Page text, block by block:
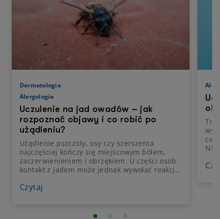
Dermatologia
Alergologia
Uczulenie na jad owadów – jak
rozpoznać objawy i co robić po
użądleniu?
Użądlenie pszczoły, osy czy szerszenia
najczęściej kończy się miejscowym bólem,
zaczerwienieniem i obrzękiem. U części osób
kontakt z jadem może jednak wywołać reakcję
na jad owadów błonkoskrzydłych dotyczy kilku
ogólnoustrojowych, w tym wstrząsu
Czytaj